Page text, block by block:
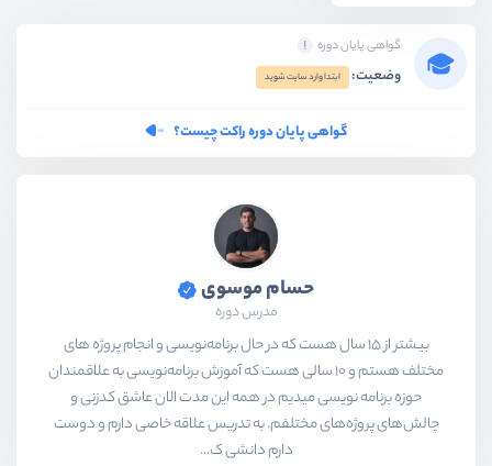
گواهی پایان دوره
وضعیت: ابتدا وارد سایت شوید
گواهی پایان دوره راکت چیست؟
حسام موسوی
مدرس دوره
بیشتر از ۱۵ سال هست که در حال برنامه‌نویسی و انجام پروژه های
مختلف هستم و ۱۰ سالی هست که آموزش برنامه‌نویسی به علاقمندان
حوزه برنامه نویسی میدیم در همه این مدت الان عاشق کدزنی و
چالش‌های پروژه‌های مختلفم. به تدریس علاقه خاصی دارم و دوست
دارم دانشی ک...